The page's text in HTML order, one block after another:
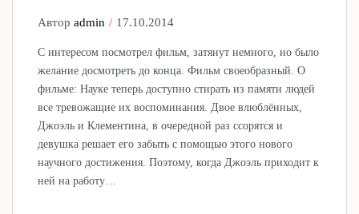
Авторadmin 17.10.2014
С интересом посмотрел фильм, затянут немного, но было
желание досмотреть до конца. Фильм своеобразный. О
фильме: Науке теперь доступно стирать из памяти людей
все тревожащие их воспоминания. Двое влюблённых,
Джоэль и Клементина, в очередной раз ссорятся и
девушка решает его забыть с помощью этого нового
научного достижения. Поэтому, когда Джоэль приходит к
ней на работу…